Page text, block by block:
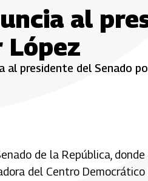
al
López
al presidente del Senado
de la República,
del Centro